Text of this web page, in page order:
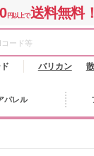
円以上で送料無料！
バリカン
パレル